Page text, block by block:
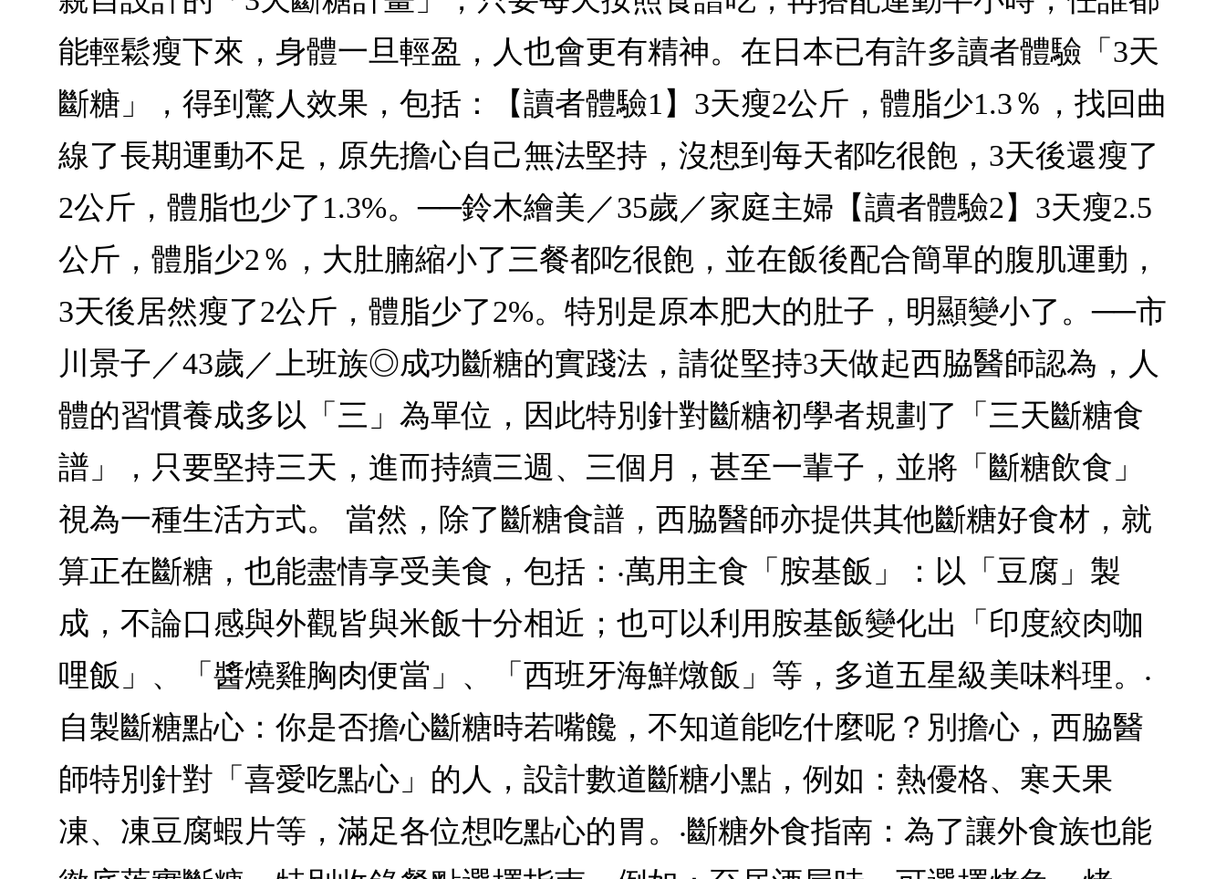
能輕鬆瘦下來，身體一旦輕盈，人也會更有精神。在日本已有許多讀者體驗「3天
斷糖」，得到驚人效果，包括：【讀者體驗1】3天瘦2公斤，體脂少1.3％，找回曲
線了長期運動不足，原先擔心自己無法堅持，沒想到每天都吃很飽，3天後還瘦了
2公斤，體脂也少了1.3%。──鈴木繪美／35歲／家庭主婦【讀者體驗2】3天瘦2.5
公斤，體脂少2％，大肚腩縮小了三餐都吃很飽，並在飯後配合簡單的腹肌運動，
3天後居然瘦了2公斤，體脂少了2%。特別是原本肥大的肚子，明顯變小了。──市
川景子／43歲／上班族◎成功斷糖的實踐法，請從堅持3天做起西脇醫師認為，人
體的習慣養成多以「三」為單位，因此特別針對斷糖初學者規劃了「三天斷糖食
譜」，只要堅持三天，進而持續三週、三個月，甚至一輩子，並將「斷糖飲食」
視為一種生活方式。 當然，除了斷糖食譜，西脇醫師亦提供其他斷糖好食材，就
算正在斷糖，也能盡情享受美食，包括：‧萬用主食「胺基飯」：以「豆腐」製
成，不論口感與外觀皆與米飯十分相近；也可以利用胺基飯變化出「印度絞肉咖
哩飯」、「醬燒雞胸肉便當」、「西班牙海鮮燉飯」等，多道五星級美味料理。‧
自製斷糖點心：你是否擔心斷糖時若嘴饞，不知道能吃什麼呢？別擔心，西脇醫
師特別針對「喜愛吃點心」的人，設計數道斷糖小點，例如：熱優格、寒天果
凍、凍豆腐蝦片等，滿足各位想吃點心的胃。‧斷糖外食指南：為了讓外食族也能